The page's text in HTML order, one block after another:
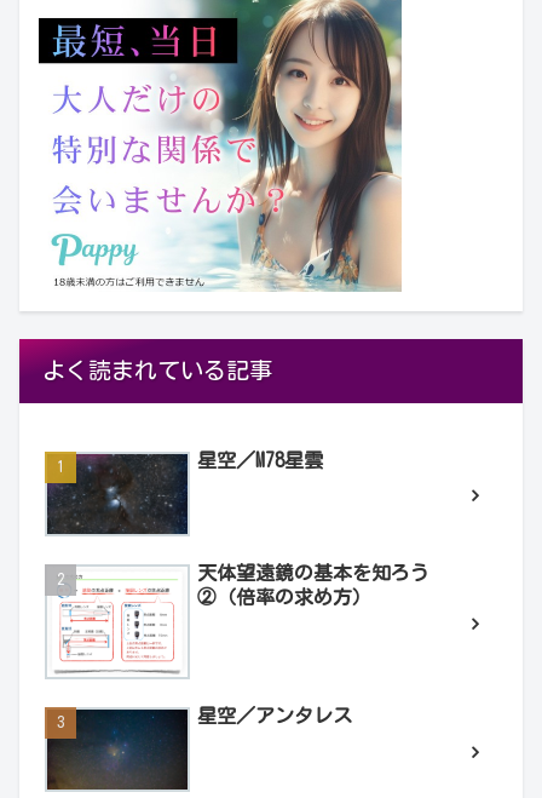
よく読まれている記事
星空／M78星雲
天体望遠鏡の基本を知ろう
②（倍率の求め方）
星空／アンタレス